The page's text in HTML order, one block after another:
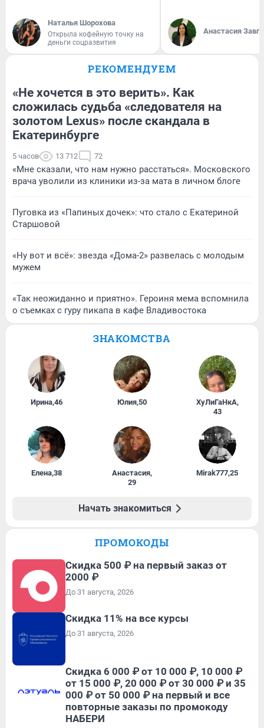
Наталья Шорохова
Открыла кофейную точку на
деньги соцразвития
Анастасия
РЕКОМЕНДУЕМ
«Не хочется в это верить». Как
сложилась судьба «следователя на
золотом Lexus» после скандала в
Екатеринбурге
5 часов 13 712 72
«Мне сказали, что нам нужно расстаться». Московского
врача уволили из клиники из-за мата в личном блоге
Пуговка из «Папиных дочек»: что стало с Екатериной
Старшовой
«Ну вот и всё»: звезда «Дома-2» развелась с молодым
мужем
«Так неожиданно и приятно». Героиня мема вспомнила
о съемках с гуру пикапа в кафе Владивостока
ЗНАКОМСТВА
Ирина,46 Юлия,50 ХуЛиГаНкА,
43
Елена,38 Анастасия,
29
Mirak777,25
Начать знакомиться
ПРОМОКОДЫ
Скидка 500 ₽ на первый заказ от
2000 ₽
До 31 августа, 2026
Скидка 11% на все курсы
До 31 августа, 2026
Скидка 6 000 ₽ от 10 000 ₽, 10 000 ₽
от 15 000 ₽, 20 000 ₽ от 30 000 ₽ и 35
000 ₽ от 50 000 ₽ на первый и все
повторные заказы по промокоду
НАБЕРИ